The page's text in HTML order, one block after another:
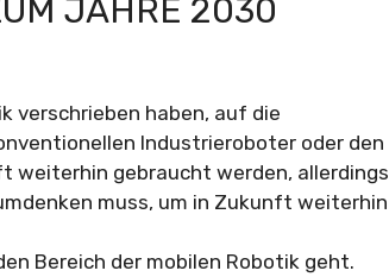
JAHRE 2030
verschrieben haben, auf die
Industrieroboter oder den
weiterhin gebraucht werden, allerdings
muss, um in Zukunft weiterhin
Bereich der mobilen Robotik geht.